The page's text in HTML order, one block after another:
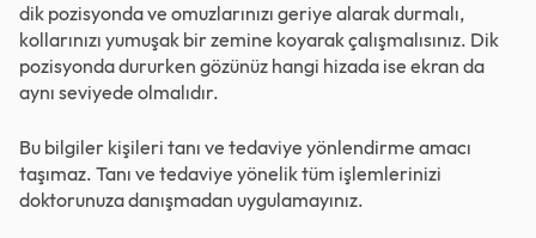
dik pozisyonda ve omuzlarınızı geriye alarak durmalı,
kollarınızı yumuşak bir zemine koyarak çalışmalısınız. Dik
pozisyonda dururken gözünüz hangi hizada ise ekran da
aynı seviyede olmalıdır.
Bu bilgiler kişileri tanı ve tedaviye yönlendirme amacı
taşımaz. Tanı ve tedaviye yönelik tüm işlemlerinizi
doktorunuza danışmadan uygulamayınız.